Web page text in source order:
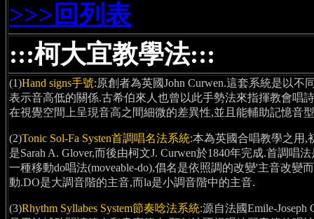
>>>回列表
:::柯大宜教學法:::
(1)Hand signs手號:原創者為英國John Curwen.這套系統是以不
表示音高低的關係.古希伯來人也曾以此手勢法來指揮教會唱
在視覺空間上呈現音高之間細微的差異性,並且能輔助記憶音
(2)Tonic Sol-Fa Systen首調唱名法系統:本為英國合唱教學之用,
是Sarah A. Glover,而後由柯文J. Curwen於1840年完成.首調唱法
一種移動do唱法(moveable-do),倡名是依照調的改變'主音改變
動.DO是大調音階的主音,而la是小調音階中的主音.
(3)Rhythm Syllabes System節奏唸法系統:源自法國Emile-Joseph